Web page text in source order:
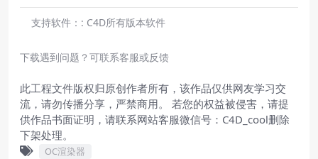
支持软件：: C4D所有版本软件
下载遇到问题？可联系客服或反馈
此工程文件版权归原创作者所有，该作品仅供网友学习交
流，请勿传播分享，严禁商用。 若您的权益被侵害，请提
供作品书面证明，请联系网站客服微信号：C4D_cool删除
下架处理。
OC渲染器